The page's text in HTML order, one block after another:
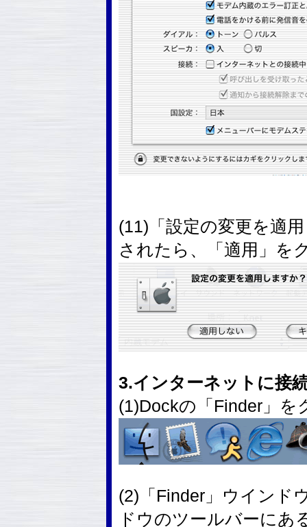
(11)「設定の変更を適
されたら、「適用」を
3.インターネットに接
(1)Dockの「Finder」を
(2)「Finder」ウインド
ドウのツールバーにあ